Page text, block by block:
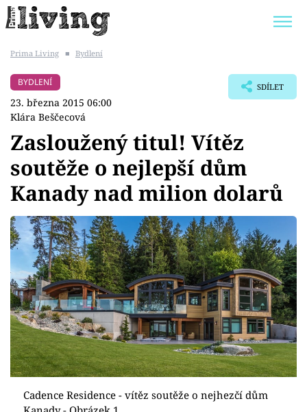
BYDLENÍ SLAVNÝCH
Témata
Bydlení
Zahrada
Design
Sledujte prima+
Přihlášení
Sledujte nás
Prima Living ■ Bydlení
BYDLENÍ
23. března 2015 06:00
Klára Beščecová
SDÍLET
Zasloužený titul! Vítěz
soutěže o nejlepší dům
Kanady nad milion dolarů
Cadence Residence - vítěz soutěže o nejhezčí dům